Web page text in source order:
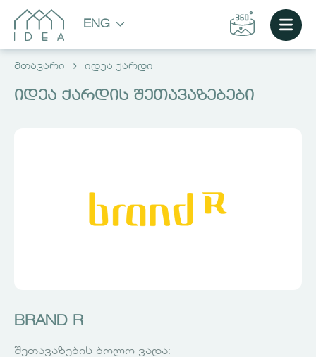
ENG
მთავარი იდეა ქარდი
ᲘᲓᲔᲐ ᲥᲐᲠᲓᲘᲡ ᲨᲔᲗᲐᲕᲐᲖᲔᲑᲔᲑᲘ
BRAND R
ᲨᲔᲗᲐᲕᲐᲖᲔᲑᲘᲡ ᲑᲝᲚᲝ ᲕᲐᲓᲐ: